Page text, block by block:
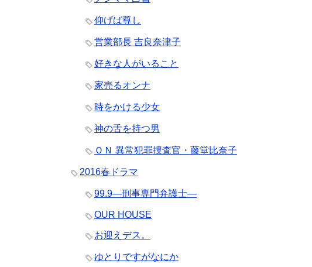
仰げば尊し
営業部長 吉良奈津子
好きな人がいること
家売るオンナ
時をかける少女
神の舌を持つ男
ＯＮ 異常犯罪捜査官・藤堂比奈子
2016春ドラマ
99.9―刑事専門弁護士―
OUR HOUSE
お迎えデス。
ゆとりですがなにか